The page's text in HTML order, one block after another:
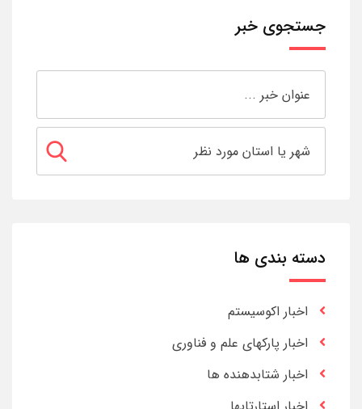
جستجوی خبر
دسته بندی ها
اخبار اکوسیستم
اخبار پارکهای علم و فناوری
اخبار شتابدهنده ها